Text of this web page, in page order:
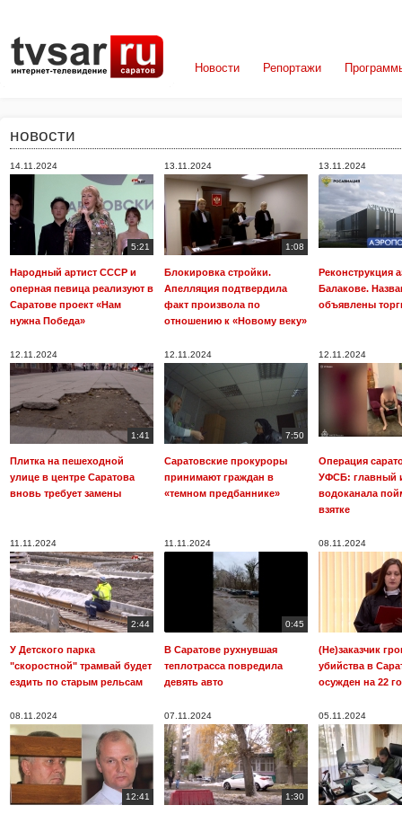
Новости Репортажи
новости
14.11.2024
5:21
Народный артист СССР и
оперная певица реализуют в
Саратове проект «Нам
нужна Победа»
13.11.2024
1:08
Блокировка стройки.
Апелляция подтвердила
факт произвола по
отношению к «Новому веку»
13.11.2024
Реконструкция
Балакове.
объявлены
12.11.2024
1:41
Плитка на пешеходной
улице в центре Саратова
вновь требует замены
12.11.2024
7:50
Саратовские прокуроры
принимают граждан в
«темном предбаннике»
12.11.2024
Операция
УФСБ: главный
водоканала
взятке
11.11.2024
2:44
У Детского парка
"скоростной" трамвай будет
ездить по старым рельсам
11.11.2024
0:45
В Саратове рухнувшая
теплотрасса повредила
девять авто
08.11.2024
(Не)заказчик
убийства в
осужден на 22
08.11.2024
12:41
07.11.2024
1:30
05.11.2024